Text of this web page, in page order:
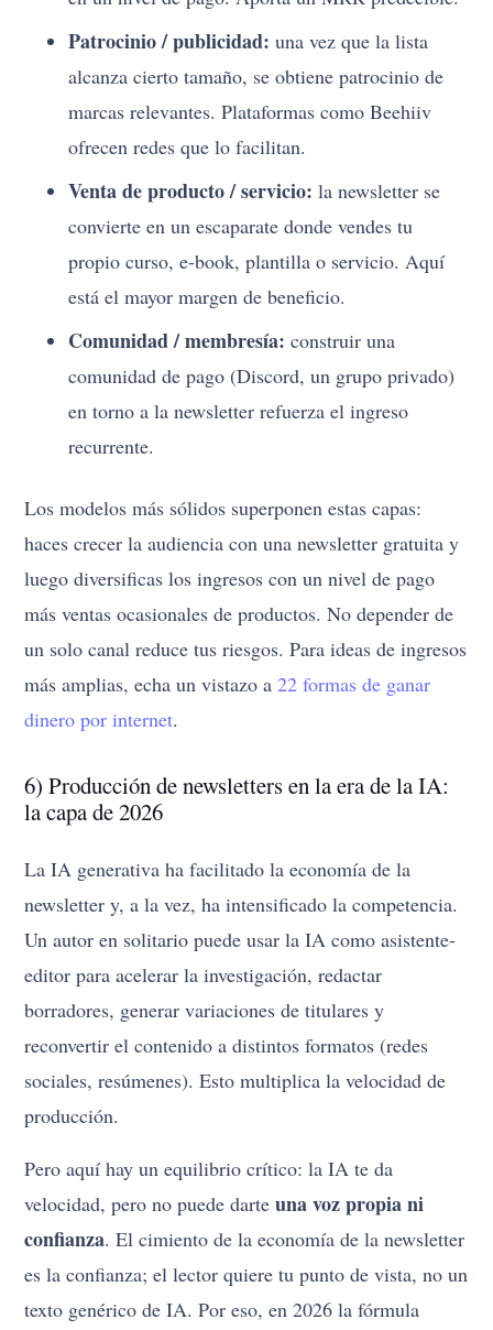
Patrocinio / publicidad: una vez que la lista
alcanza cierto tamaño, se obtiene patrocinio de
marcas relevantes. Plataformas como Beehiiv
ofrecen redes que lo facilitan.
Venta de producto / servicio: la newsletter se
convierte en un escaparate donde vendes tu
propio curso, e-book, plantilla o servicio. Aquí
está el mayor margen de beneficio.
Comunidad / membresía: construir una
comunidad de pago (Discord, un grupo privado)
en torno a la newsletter refuerza el ingreso
recurrente.
Los modelos más sólidos superponen estas capas:
haces crecer la audiencia con una newsletter gratuita y
luego diversificas los ingresos con un nivel de pago
más ventas ocasionales de productos. No depender de
un solo canal reduce tus riesgos. Para ideas de ingresos
más amplias, echa un vistazo a22 formas de ganar
dinero por internet.
6) Producción de newsletters en la era de la IA:
la capa de 2026
La IA generativa ha facilitado la economía de la
newsletter y, a la vez, ha intensificado la competencia.
Un autor en solitario puede usar la IA como asistente-
editor para acelerar la investigación, redactar
borradores, generar variaciones de titulares y
reconvertir el contenido a distintos formatos (redes
sociales, resúmenes). Esto multiplica la velocidad de
producción.
Pero aquí hay un equilibrio crítico: la IA te da
velocidad, pero no puede darteuna voz propia ni
confianza. El cimiento de la economía de la newsletter
es la confianza; el lector quiere tu punto de vista, no un
texto genérico de IA. Por eso, en 2026 la fórmula